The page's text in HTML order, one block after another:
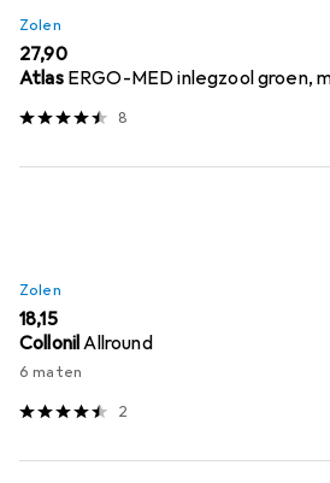
Zolen
EUR
27,90
Atlas ERGO-MED inlegzool groen,
8
Zolen
EUR
18,15
CollonilAllround
6 maten
2